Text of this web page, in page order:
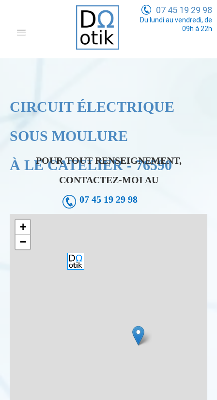
Communication
07 45 19 29 98
Du lundi au vendredi, de
09h à 22h
CIRCUIT ÉLECTRIQUE
SOUS MOULURE
À LE CATELIER - 76590
POUR TOUT RENSEIGNEMENT,
CONTACTEZ-MOI AU
07 45 19 29 98
+
−